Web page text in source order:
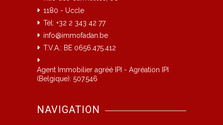
1180 - Uccle
Tél: +32 2 343 42 77
info@immofadan.be
T.V.A.: BE 0656.475.412
Agent Immobilier agréé IPI - Agréation IPI
(Belgique): 507.546
NAVIGATION